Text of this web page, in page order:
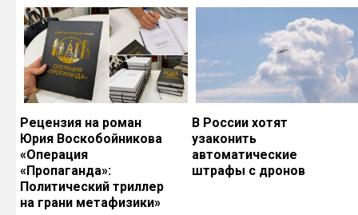
Рецензия на роман
Юрия Воскобойникова
«Операция
«Пропаганда»:
Политический триллер
на грани метафизики»
В России хотят
узаконить
автоматические
штрафы с дронов